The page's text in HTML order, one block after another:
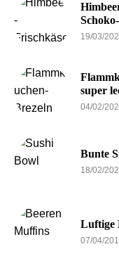
19/03/
super
04/02/
Bunte
18/02/
Luftige
07/04/